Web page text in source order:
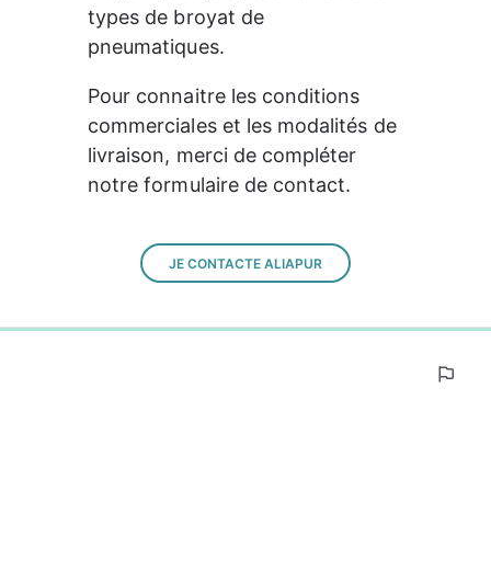
types de broyat de
pneumatiques.
Pour connaitre les conditions
commerciales et les modalités de
livraison, merci de compléter
notre formulaire de contact.
JE CONTACTE ALIAPUR
0%